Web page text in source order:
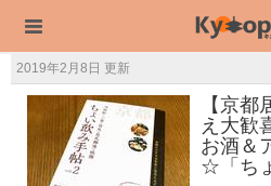
2019年2月8日 更新
【京
え大歓
お酒＆
☆「ち